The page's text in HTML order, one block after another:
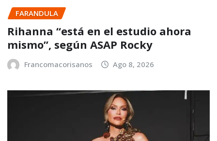
FARANDULA
Rihanna “está en el estudio ahora
mismo”, según ASAP Rocky
Francomacorisanos Ago 8, 2026